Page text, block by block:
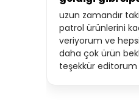
uzun zamandır
patrol ürünlerini
veriyorum ve
daha çok ürün
teşekkür editorum